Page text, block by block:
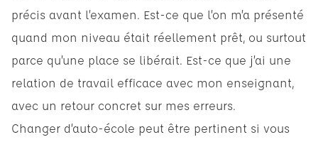
précis avant l’examen. Est-ce que l’on m’a présenté
quand mon niveau était réellement prêt, ou surtout
parce qu’une place se libérait. Est-ce que j’ai une
relation de travail efficace avec mon enseignant,
avec un retour concret sur mes erreurs.
Changer d’auto-école peut être pertinent si vous